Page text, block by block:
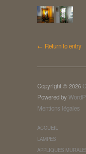
← Return to entry
Copyright © 2026
Powered by
Mentions légales
ACCUEIL
LAMPES
APPLIQUES